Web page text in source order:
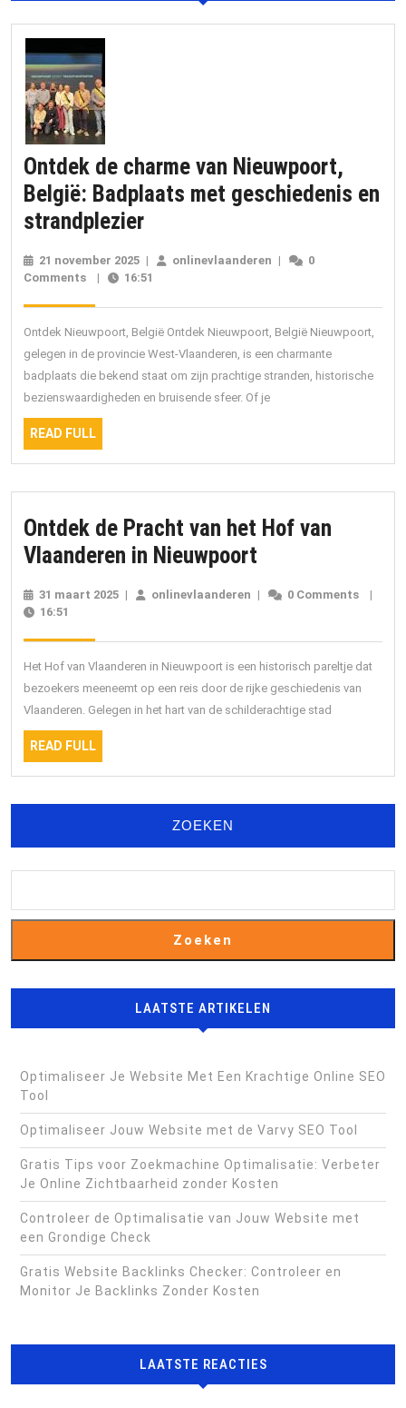
Ontdek de charme van Nieuwpoort,
België: Badplaats met geschiedenis en
strandplezierOntdek
charme
van
Nieuwpoort,
België:
Badplaats
en
strandplezier
21 november 2025 21
november
| onlinevlaanderen onlinevlaanderen
|
0
Comments
| 16:51
Ontdek Nieuwpoort, België Ontdek Nieuwpoort, België Nieuwpoort,
gelegen in de provincie West-Vlaanderen, is een charmante
badplaats die bekend staat om zijn prachtige stranden, historische
bezienswaardigheden en bruisende sfeer. Of je
READ FULL
FULL
Ontdek de Pracht van het Hof van
Vlaanderen in Nieuwpoort
Pracht
van
het
Hof
van
in
Nieuwpoort
31 maart 2025 31
| onlinevlaanderen onlinevlaanderen
| 0 Comments
|
16:51
Het Hof van Vlaanderen in Nieuwpoort is een historisch pareltje dat
bezoekers meeneemt op een reis door de rijke geschiedenis van
Vlaanderen. Gelegen in het hart van de schilderachtige stad
READ FULL
FULL
ZOEKEN
Zoeken
LAATSTE ARTIKELEN
Optimaliseer Je Website Met Een Krachtige Online SEO
Tool
Optimaliseer Jouw Website met de Varvy SEO Tool
Gratis Tips voor Zoekmachine Optimalisatie: Verbeter
Je Online Zichtbaarheid zonder Kosten
Controleer de Optimalisatie van Jouw Website met
een Grondige Check
Gratis Website Backlinks Checker: Controleer en
Monitor Je Backlinks Zonder Kosten
LAATSTE REACTIES